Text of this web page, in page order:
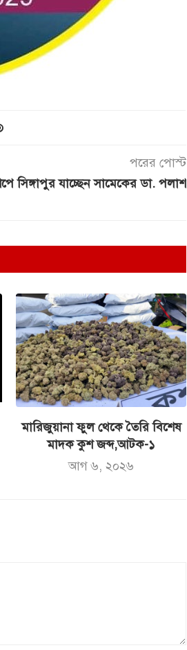
পরের পোস্ট
সিঙ্গাপুর যাচ্ছেন সামেকের ডা. পলাশ
মারিজুয়ানা ফুল থেকে তৈরি বিশেষ
মাদক কুশ জব্দ,আটক-১
আগ ৬, ২০২৬